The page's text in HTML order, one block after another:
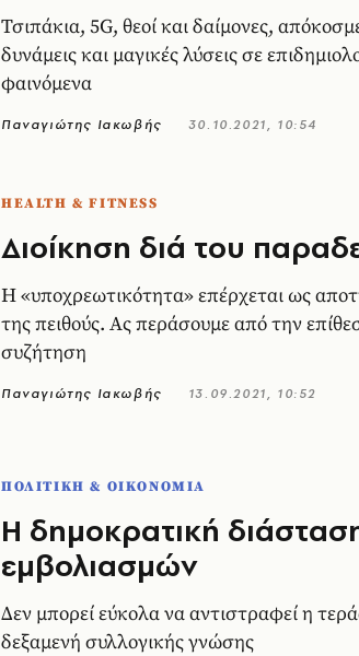
Τσιπάκια, 5G, θεοί και δαίμονες,
δυνάμεις και μαγικές λύσεις σε
φαινόμενα
Παναγιώτης Ιακωβής 30.10.2021, 10:54
HEALTH & FITNESS
Διοίκηση διά του
Η «υποχρεωτικότητα» επέρχεται ως
της πειθούς. Ας περάσουμε από την
συζήτηση
Παναγιώτης Ιακωβής 13.09.2021, 10:52
ΠΟΛΙΤΙΚΗ & ΟΙΚΟΝΟΜΙΑ
Η δημοκρατική
εμβολιασμών
Δεν μπορεί εύκολα να αντιστραφεί η
δεξαμενή συλλογικής γνώσης